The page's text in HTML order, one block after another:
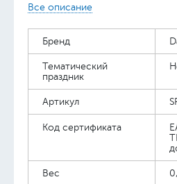
размазывает рисунок. Упаковка:
Все описание
Бренд
Тематический
праздник
Артикул
Код сертификата
Вес